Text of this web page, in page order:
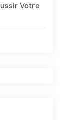
Votre